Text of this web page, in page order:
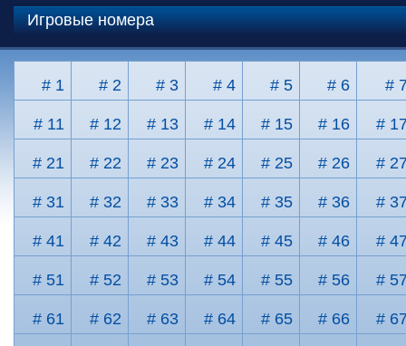
Игровые номера
# 1 # 2 # 3 # 4 # 5 # 6 #
# 11 # 12 # 13 # 14 # 15 # 16 #
# 21 # 22 # 23 # 24 # 25 # 26 #
# 31 # 32 # 33 # 34 # 35 # 36 #
# 41 # 42 # 43 # 44 # 45 # 46 #
# 51 # 52 # 53 # 54 # 55 # 56 #
# 61 # 62 # 63 # 64 # 65 # 66 #